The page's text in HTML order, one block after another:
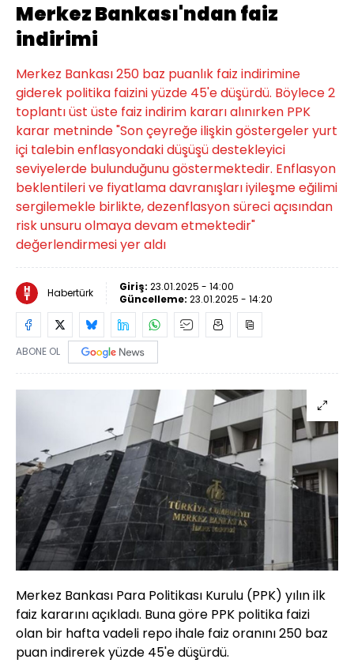
Merkez Bankası'ndan faiz
indirimi
Merkez Bankası 250 baz puanlık faiz indirimine
giderek politika faizini yüzde 45'e düşürdü. Böylece 2
toplantı üst üste faiz indirim kararı alınırken PPK
karar metninde "Son çeyreğe ilişkin göstergeler yurt
içi talebin enflasyondaki düşüşü destekleyici
seviyelerde bulunduğunu göstermektedir. Enflasyon
beklentileri ve fiyatlama davranışları iyileşme eğilimi
sergilemekle birlikte, dezenflasyon süreci açısından
risk unsuru olmaya devam etmektedir"
değerlendirmesi yer aldı
Habertürk Giriş: 23.01.2025 - 14:00
Güncelleme: 23.01.2025 - 14:20
ABONE OL
Merkez Bankası Para Politikası Kurulu (PPK) yılın ilk
faiz kararını açıkladı. Buna göre PPK politika faizi
olan bir hafta vadeli repo ihale faiz oranını 250 baz
puan indirerek yüzde 45'e düşürdü.